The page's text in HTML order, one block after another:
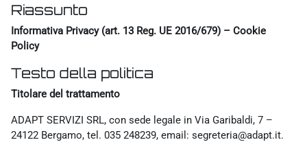
Riassunto
Informativa Privacy (art. 13 Reg. UE 2016/679) – Cookie
Policy
Testo della politica
Titolare del trattamento
ADAPT SERVIZI SRL, con sede legale in Via Garibaldi, 7 –
24122 Bergamo, tel. 035 248239, email: segreteria@adapt.it.